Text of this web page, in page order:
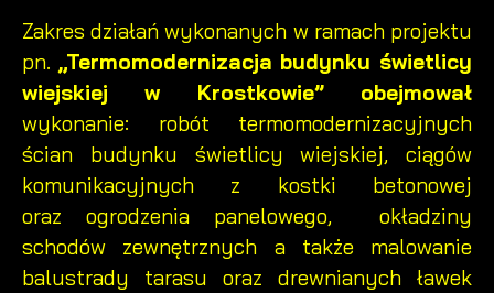
Zakres działań wykonanych w ramach projektu
pn. „Termomodernizacja budynku świetlicy
wiejskiej w Krostkowie” obejmował
wykonanie: robót termomodernizacyjnych
ścian budynku świetlicy wiejskiej, ciągów
komunikacyjnych z kostki betonowej
oraz ogrodzenia panelowego, okładziny
schodów zewnętrznych a także malowanie
balustrady tarasu oraz drewnianych ławek